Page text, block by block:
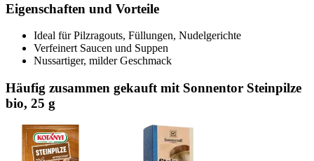
Eigenschaften und Vorteile
Ideal für Pilzragouts, Füllungen, Nudelgerichte
Verfeinert Saucen und Suppen
Nussartiger, milder Geschmack
Häufig zusammen gekauft mit Sonnentor Steinpilze
bio, 25 g